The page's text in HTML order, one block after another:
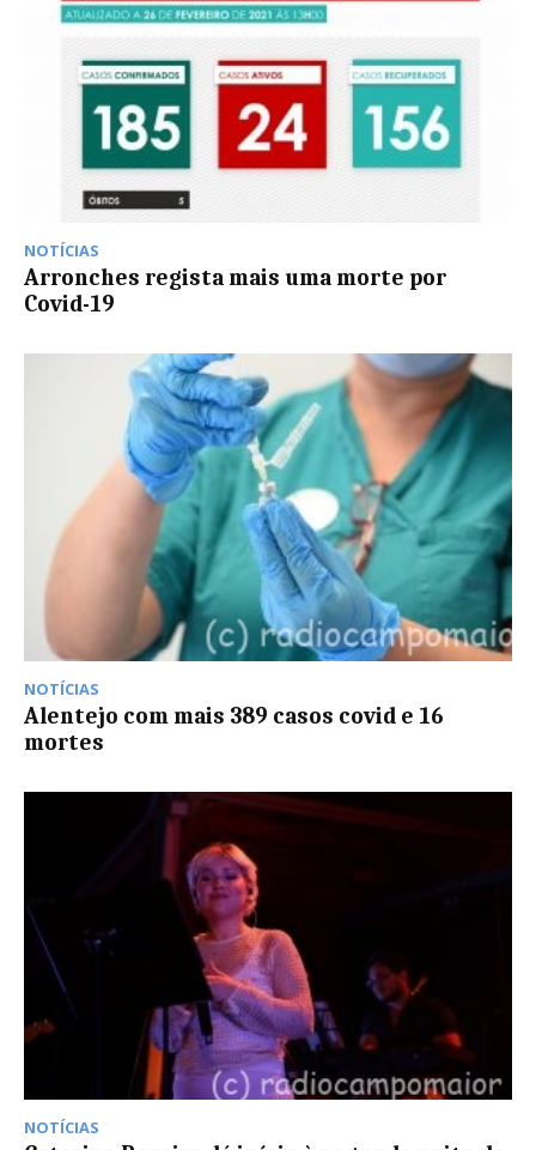
NOTÍCIAS
Arronches regista mais uma morte por
Covid-19
NOTÍCIAS
Alentejo com mais 389 casos covid e 16
mortes
NOTÍCIAS